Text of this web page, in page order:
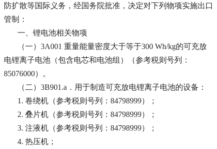
防扩散等国际义务，经国务院批准，决定对下列物项实施出口
管制：
一、锂电池相关物项
（一）3A001 重量能量密度大于等于300 Wh/kg的可充放
电锂离子电池（包含电芯和电池组）（参考税则号列：
85076000）。
（二）3B901.a．用于制造可充放电锂离子电池的设备：
1. 卷绕机（参考税则号列：84798999）；
2. 叠片机（参考税则号列：84798999）；
3. 注液机（参考税则号列：84798999）；
4. 热压机；